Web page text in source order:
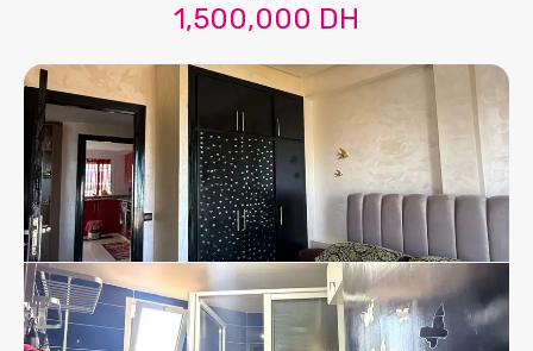
1,500,000 DH